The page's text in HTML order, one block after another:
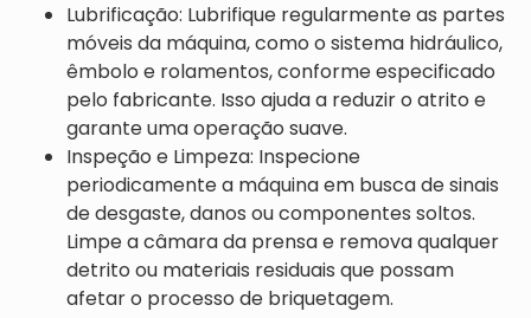
Lubrificação: Lubrifique regularmente as partes
móveis da máquina, como o sistema hidráulico,
êmbolo e rolamentos, conforme especificado
pelo fabricante. Isso ajuda a reduzir o atrito e
garante uma operação suave.
Inspeção e Limpeza: Inspecione
periodicamente a máquina em busca de sinais
de desgaste, danos ou componentes soltos.
Limpe a câmara da prensa e remova qualquer
detrito ou materiais residuais que possam
afetar o processo de briquetagem.